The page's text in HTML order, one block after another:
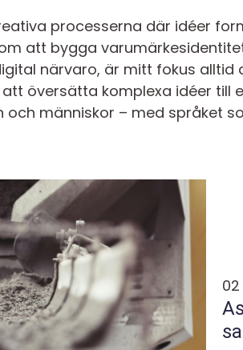
processerna där idéer
att bygga
närvaro, är mitt fokus
översätta komplexa idéer till
och människor – med språket